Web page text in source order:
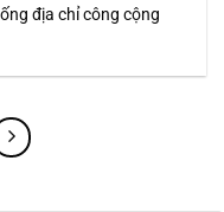
địa chỉ công cộng